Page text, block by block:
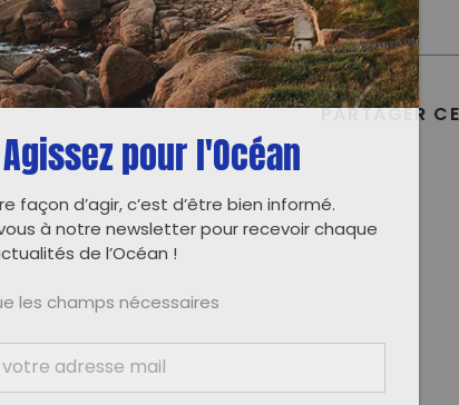
PARTAGER
Agissez pour l'Océan
façon d’agir, c’est d’être bien informé.
à notre newsletter pour recevoir chaque
de l’Océan !
les champs nécessaires